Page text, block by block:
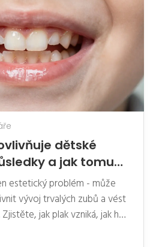
dětské
a jak tomu
estetický problém - může
vývoj trvalých zubů a vést
jak plak vzniká, jak ho
už od prvního zubu.